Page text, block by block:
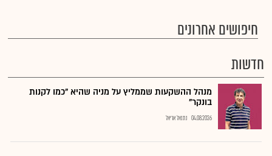
חיפושים אחרונים
חדשות
מנהל ההשקעות שממליץ על מניה שהיא "כמו לקנות
בונקר"
04.08.2026 נתנאל אריאל